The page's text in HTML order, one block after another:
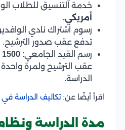
خدمة التنسيق للطلاب
أمريكي.
رسوم اشتراك نادي
تدفع عقب صدور الترشيح.
رسم القيد الجامعي: 1500 دولار أمريكي،
عقب الترشيح ولمرة
الدراسة.
اقرأ أيضًا عن:تكاليف الدراسة
مدة الدراسة ونظام